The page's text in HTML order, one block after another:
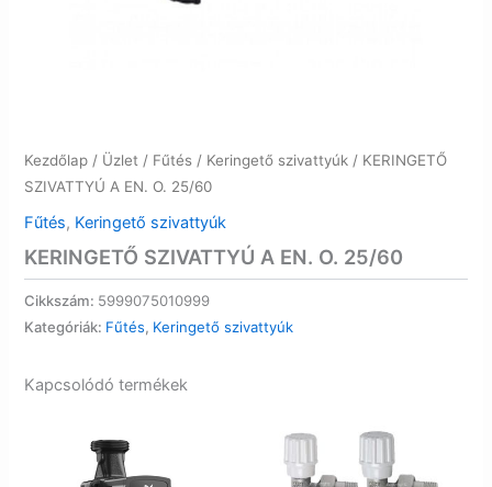
Kezdőlap / Üzlet / Fűtés / Keringető szivattyúk / KERINGETŐ
SZIVATTYÚ A EN. O. 25/60
Fűtés, Keringető szivattyúk
KERINGETŐ SZIVATTYÚ A EN. O. 25/60
Cikkszám: 5999075010999
Kategóriák: Fűtés, Keringető szivattyúk
Kapcsolódó termékek